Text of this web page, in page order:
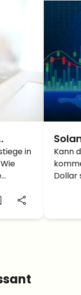
die in
Kann
Dollar